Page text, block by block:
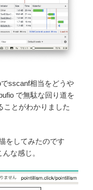
sscanf相当をどうや
で無駄な回り道を
ことがわかりました
をしてみたのです
な感じ。